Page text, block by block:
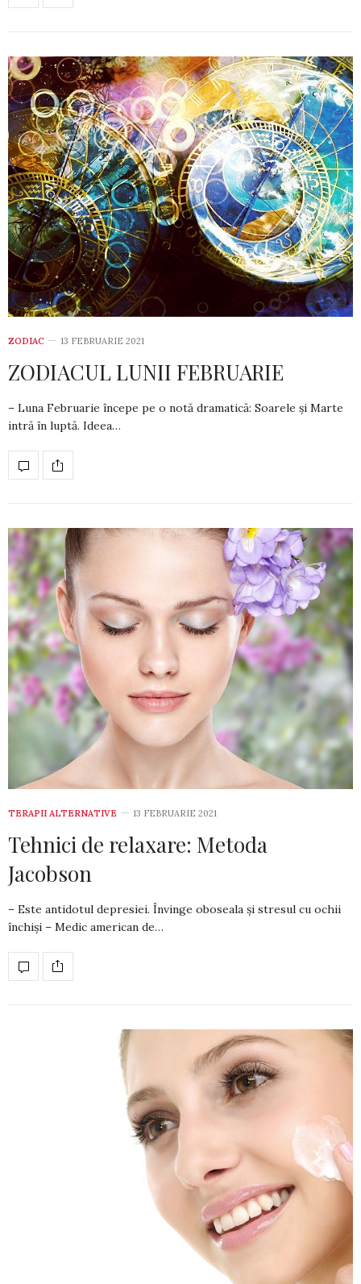
ZODIAC 13 FEBRUARIE 2021
ZODIACUL LUNII FEBRUARIE
– Luna Februarie începe pe o notă dramatică: Soarele și Marte
intră în luptă. Ideea…
TERAPII ALTERNATIVE 13 FEBRUARIE 2021
Tehnici de relaxare: Metoda
Jacobson
– Este antidotul depresiei. Învinge oboseala și stresul cu ochii
închiși – Medic american de…